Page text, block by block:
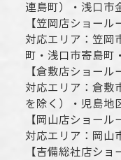
連島町）・ 浅口市
【笠岡店ショール
対応エリア： 笠岡
町・ 浅口市寄島町
【倉敷店ショール
対応エリア： 倉敷
を除く）・児島地
【 岡山店ショール
対応エリア： 岡山
【吉備総社店ショ